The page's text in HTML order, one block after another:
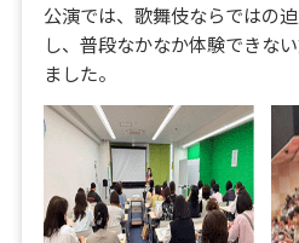
公演では、歌舞伎ならではの
し、普段なかなか体験できな
ました。